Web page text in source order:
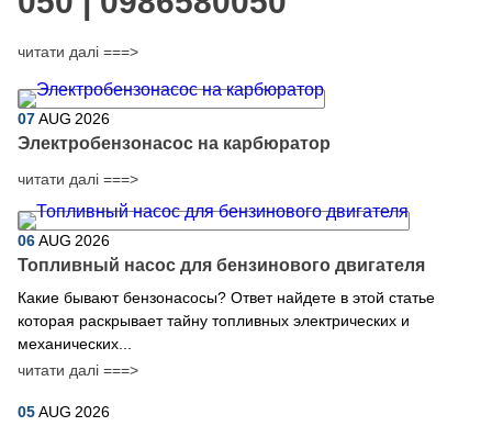
читати далі ===>
07AUG 2026
Электробензонасос на карбюратор
читати далі ===>
06AUG 2026
Топливный насос для бензинового двигателя
Какие бывают бензонасосы? Ответ найдете в этой статье
которая раскрывает тайну топливных электрических и
механических...
читати далі ===>
05AUG 2026